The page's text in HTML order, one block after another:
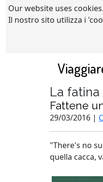
Our website uses
Il nostro sito utilizza i
La
Fattene
29/03/2016 |
"There's no
quella cacca,